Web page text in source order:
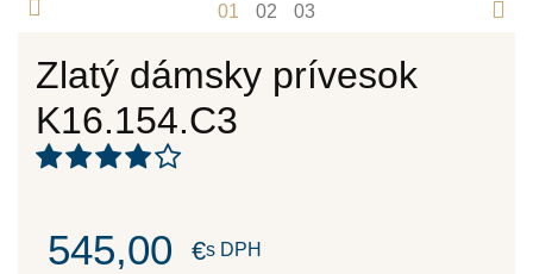
1 2 3
Zlatý dámsky prívesok
K16.154.C3
545,00 €s DPH